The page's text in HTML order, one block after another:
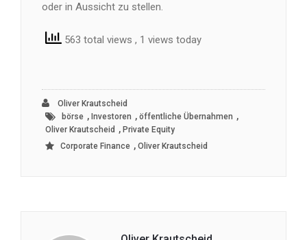
oder in Aussicht zu stellen.
563 total views , 1 views today
Oliver Krautscheid
börse , Investoren , öffentliche Übernahmen ,
Oliver Krautscheid , Private Equity
Corporate Finance , Oliver Krautscheid